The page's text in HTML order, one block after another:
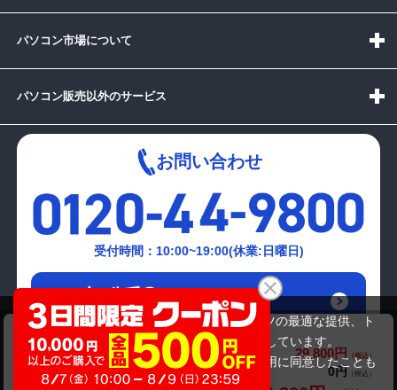
KEIAN WiZBOOK KZG14X128BK
商品価格(税込) 29,800円
オプション小計価格(税込)
0円
パソコン市場について
パソコン販売以外のサービス
お問い合わせ
受付時間：10:00~19:00(休業:日曜日)
メールでの
お問い合わせはこちら
当サイトでは利用体験の向上およびコンテンツの最適な提供、ト
ラフィックの分析を目的としてCookieを使用しています。
サイトの閲覧を継続された場合、Cookieの利用に同意したことも
のといたします。